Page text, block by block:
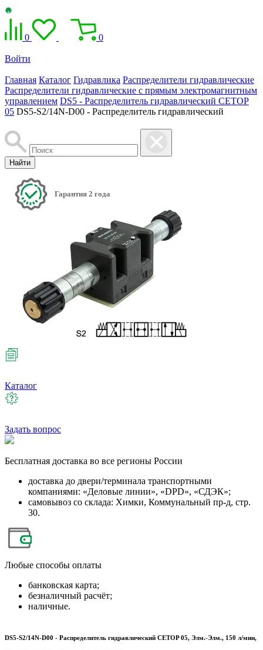
0 0
Войти
Главная Каталог Гидравлика Распределители гидравлические
Распределители гидравлические с прямым электромагнитным
управлением DS5 - Распределитель гидравлический CETOP
05 DS5-S2/14N-D00 - Распределитель гидравлический
Найти
Гарантия 2 года
Каталог
Задать вопрос
Бесплатная доставка во все регионы России
доставка до двери/терминала транспортными
компаниями: «Деловые линии», «DPD», «СДЭК»;
самовывоз со склада: Химки, Коммунальный пр-д, стр.
30.
Любые способы оплаты
банковская карта;
безналичный расчёт;
наличные.
DS5-S2/14N-D00 - Распределитель гидравлический CETOP 05, Элм.-Элм., 150 л/мин,